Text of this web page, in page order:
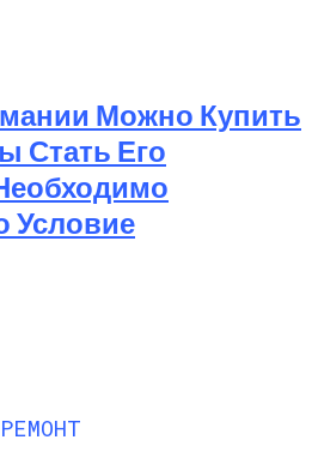
Можно Купить
Стать Его
Условие